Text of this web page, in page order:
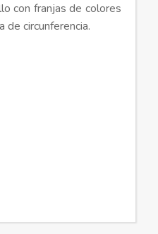
con franjas de colores
de circunferencia.